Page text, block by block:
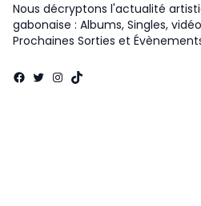
Nous décryptons l'actualité
gabonaise : Albums, Singles,
Prochaines Sorties et
Facebook
Twitter
Instagram
TikTok